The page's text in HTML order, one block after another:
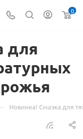
0
для
Новинка! Смазка для